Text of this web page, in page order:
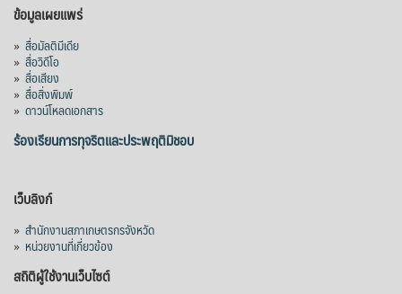
ข้อมูลเผยแพร่
» สื่อมัลติมีเดีย
» สื่อวิดีโอ
» สื่อเสียง
» สื่อสิ่งพิมพ์
» ดาวน์โหลดเอกสาร
ร้องเรียนการทุจริตและประพฤติมิชอบ
เว็บลิงก์
» สำนักงานสภาเกษตรกรจังหวัด
» หน่วยงานที่เกี่ยวข้อง
สถิติผู้ใช้งานเว็บไซต์